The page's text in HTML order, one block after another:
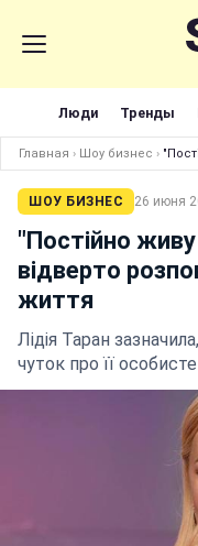
Люди Тренды
Главная › Шоу бизнес ›
ШОУ БИЗНЕС 26 июня
"Постійно живу
відверто
життя
Лідія Таран
чуток про її